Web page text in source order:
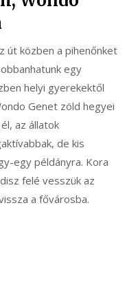
út közben a pihenőnket
egy
helyi gyerekektől
Genet zöld hegyei
az állatok
de kis
egy példányra. Kora
felé vesszük az
a fővárosba.